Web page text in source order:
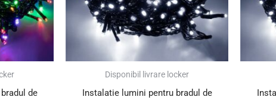
de
Disponibil livrare locker
Instalatie lumini pentru bradul de